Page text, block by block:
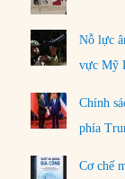
Nỗ lực
vực Mỹ
Chính
phía
Cơ chế